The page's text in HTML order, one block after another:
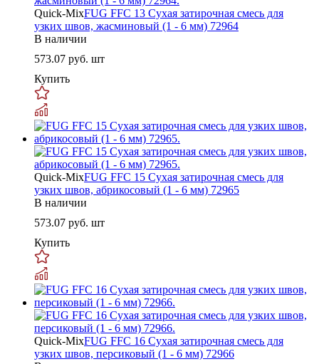
Quick-MixFUG FFC 13 Сухая затирочная смесь для
узких швов, жасминовый (1 - 6 мм) 72964
В наличии
573.07 руб. шт
Купить
Quick-MixFUG FFC 15 Сухая затирочная смесь для
узких швов, абрикосовый (1 - 6 мм) 72965
В наличии
573.07 руб. шт
Купить
Quick-MixFUG FFC 16 Сухая затирочная смесь для
узких швов, персиковый (1 - 6 мм) 72966